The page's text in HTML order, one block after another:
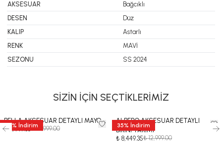
AKSESUAR
Bağcıklı
DESEN
Düz
KALIP
Astarlı
RENK
MAVİ
SEZONU
SS 2024
SİZİN İÇİN SEÇTİKLERİMİZ
35 % İndirim
BELLA AKSESUAR DETAYLI MAYO
₺ 8,449.35 ₺ 12,999.00 35% İndirim
ALBERO AKSESUAR DETAYLI
BİKİNİ TAKIMI
₺ 8,449.35₺ 12,999.00